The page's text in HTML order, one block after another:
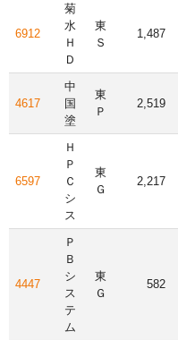
6912
菊
水
Ｈ
Ｄ
東
Ｓ
1,487
4617
中
国
塗
東
Ｐ
2,519
6597
Ｈ
Ｐ
Ｃ
シ
ス
東
Ｇ
2,217
4447
Ｐ
Ｂ
シ
ス
テ
ム
東
Ｇ
582